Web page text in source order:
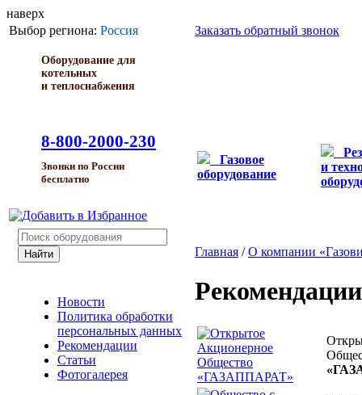
наверх
Выбор региона: Россия
Оборудование для
котельных
и теплоснабжения
8-800-2000-230
Звонки по России
бесплатно
Заказать обратный звонок
Газовое
оборудование
и
Новости
Политика обработки
персональных данных
Рекомендации
Статьи
Фотогалерея
Главная /О компании
Рекомендации